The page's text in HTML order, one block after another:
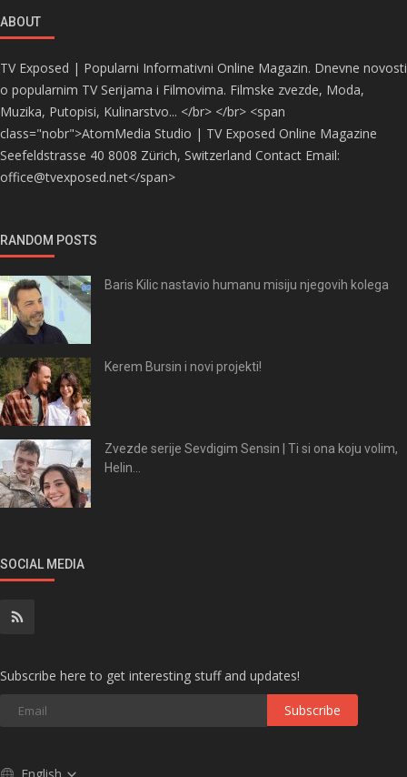
ABOUT
TV Exposed | Popularni Informativni Online Magazin. Dnevne novosti
o popularnim TV Serijama i Filmovima. Filmske zvezde, Moda,
Muzika, Putopisi, Kulinarstvo... </br> </br> <span
class="nobr">AtomMedia Studio | TV Exposed Online Magazine
Seefeldstrasse 40 8008 Zürich, Switzerland Contact Email:
office@tvexposed.net</span>
RANDOM POSTS
Baris Kilic nastavio humanu misiju njegovih kolega
Kerem Bursin i novi projekti!
Zvezde serije Sevdigim Sensin | Ti si ona koju volim,
Helin...
SOCIAL MEDIA
Subscribe here to get interesting stuff and updates!
Subscribe